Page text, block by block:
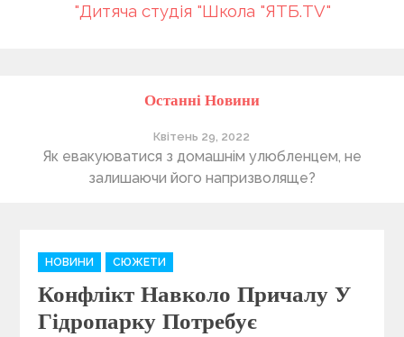
"Дитяча студія "Школа "ЯТБ.TV"
Останні Новини
Квітень 29, 2022
Як евакуюватися з домашнім улюбленцем, не
залишаючи його напризволяще?
C
a
e
g
НОВИНИ СЮЖЕТИ
Конфлікт Навколо Причалу У
Гідропарку Потребує